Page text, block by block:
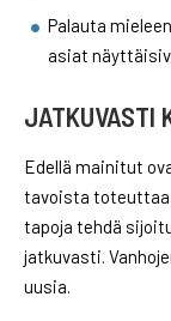
Palauta
asiat
JATKUVASTI
Edellä mainitut
tavoista
tapoja tehdä
jatkuvasti.
uusia.